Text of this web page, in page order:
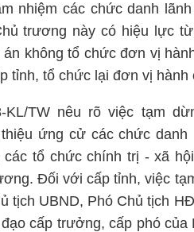
nhiệm các chức danh
trương này có hiệu lực
không tổ chức đơn vị
tỉnh, tổ chức lại đơn vị hành
KL/TW nêu rõ việc tạm
ứng cử các chức
các tổ chức chính trị - xã
Đối với cấp tỉnh, việc
tịch UBND, Phó Chủ tịch
cấp trưởng, cấp phó